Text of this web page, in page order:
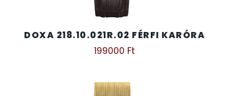
DOXA 218.10.021R.02 FÉRFI KARÓRA
199000 Ft